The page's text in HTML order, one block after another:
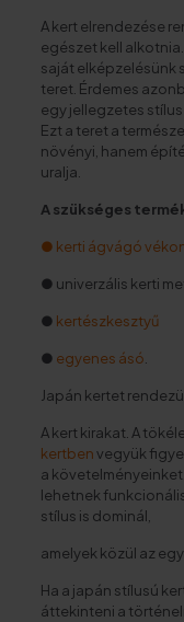
A kert elrendezése
egészet kell
saját elképzelésünk
teret. Érdemes
egy jellegzetes
Ezt a teret a
növényi, hanem
uralja.
A szükséges
● kerti ágvágó
● univerzális kerti
● kertészkesztyű
● egyenes ásó
Japán kertet
A kert kirakat. A
kertbenvegyük
a
lehetnek
stílus is dominál,
amelyek közül az
Ha a japán stílusú
áttekinteni a